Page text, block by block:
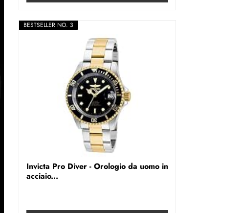
BESTSELLER NO. 3
Invicta Pro Diver - Orologio da uomo in
acciaio...